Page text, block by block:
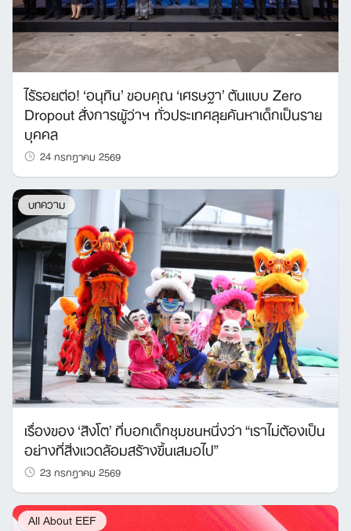
ไร้รอยต่อ! ‘อนุทิน’ ขอบคุณ ‘เศรษฐา’ ต้นแบบ Zero
Dropout สั่งการผู้ว่าฯ ทั่วประเทศลุยค้นหาเด็กเป็นราย
บุคคล
24 กรกฎาคม 2569
บทความ
เรื่องของ ‘สิงโต’ ที่บอกเด็กชุมชนหนึ่งว่า “เราไม่ต้องเป็น
อย่างที่สิ่งแวดล้อมสร้างขึ้นเสมอไป”
23 กรกฎาคม 2569
All About EEF